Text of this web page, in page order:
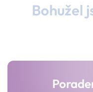
Bohužel